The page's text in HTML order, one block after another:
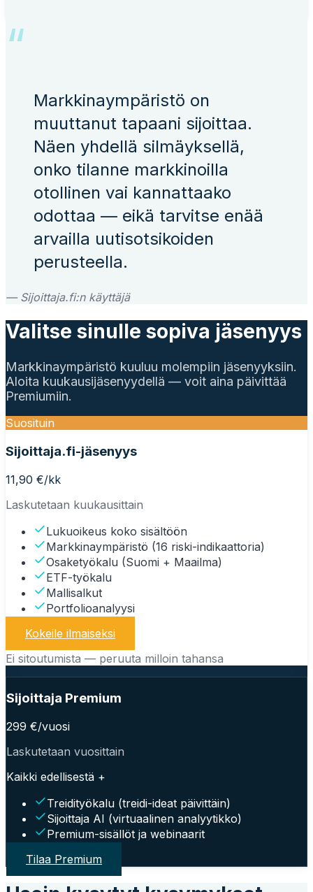
“
Markkinaympäristö on
muuttanut tapaani sijoittaa.
Näen yhdellä silmäyksellä,
onko tilanne markkinoilla
otollinen vai kannattaako
odottaa — eikä tarvitse enää
arvailla uutisotsikoiden
perusteella.
— Sijoittaja.fi:n käyttäjä
Valitse sinulle sopiva jäsenyys
Markkinaympäristö kuuluu molempiin jäsenyyksiin.
Aloita kuukausijäsenyydellä — voit aina päivittää
Premiumiin.
Suosituin
Sijoittaja.fi-jäsenyys
11,90 €/kk
Laskutetaan kuukausittain
Lukuoikeus koko sisältöön
Markkinaympäristö (16 riski-indikaattoria)
Osaketyökalu (Suomi + Maailma)
ETF-työkalu
Mallisalkut
Portfolioanalyysi
Kokeile ilmaiseksi
Ei sitoutumista — peruuta milloin tahansa
Sijoittaja Premium
299 €/vuosi
Laskutetaan vuosittain
Kaikki edellisestä +
Treidityökalu (treidi-ideat päivittäin)
Sijoittaja AI (virtuaalinen analyytikko)
Premium-sisällöt ja webinaarit
Tilaa Premium